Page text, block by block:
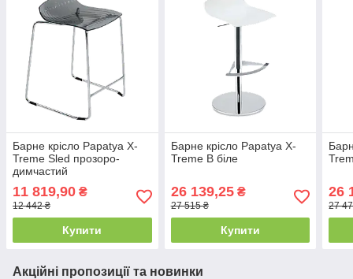
Барне крісло Papatya X-
Treme Sled прозоро-
димчастий
11 819,90 ₴
12 442 ₴
Купити
Барне крісло Papatya X-
Treme B біле
26 139,25₴
27 515 ₴
Купити
26
27
Акційні пропозиції та новинки